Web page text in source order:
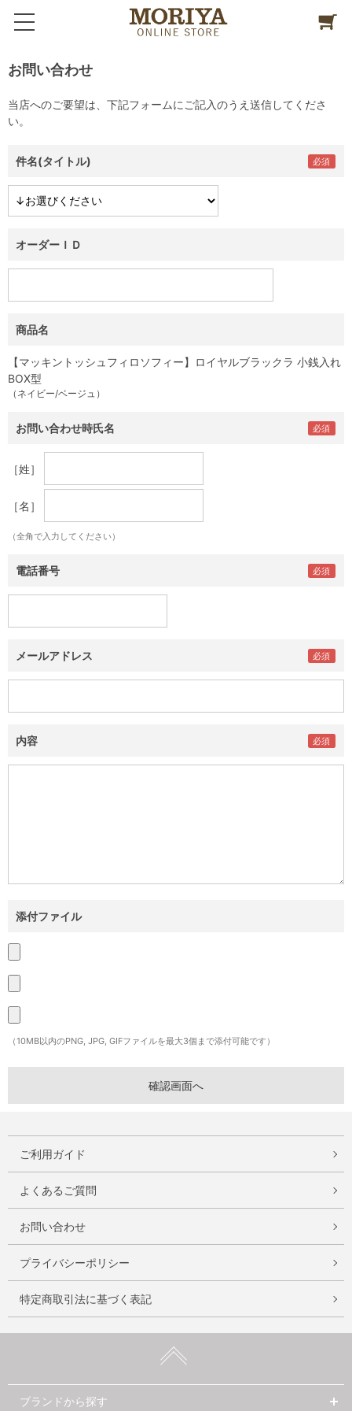
お問い合わせ
当店へのご要望は、下記フォームにご記入のうえ送信してくださ
い。
件名(タイトル)
オーダーＩＤ
商品名
【マッキントッシュフィロソフィー】ロイヤルブラックラ 小銭入れ
BOX型
（ネイビー/ベージュ）
お問い合わせ時氏名
［姓］
［名］
（全角で入力してください）
電話番号
メールアドレス
内容
添付ファイル
（10MB以内のPNG, JPG, GIFファイルを最大3個まで添付可能です）
ご利用ガイド
よくあるご質問
お問い合わせ
プライバシーポリシー
特定商取引法に基づく表記
ブランドから探す